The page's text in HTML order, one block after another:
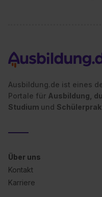
Ausbildung.de ist eines
Portale für Ausbildung,
Studium und
Über uns
Kontakt
Karriere